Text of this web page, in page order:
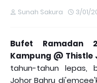
Sunah Sakura 3/01/
Bufet Ramadan
Kampung @ Thistle
tahun-tahun lepas,
Johor Bahru